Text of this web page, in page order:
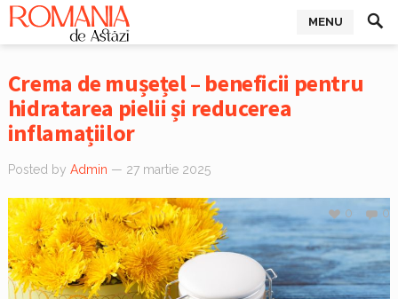
MENU
Crema de mușețel – beneficii pentru
hidratarea pielii și reducerea
inflamațiilor
Posted by Admin — 27 martie 2025
0
0